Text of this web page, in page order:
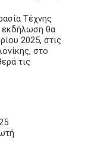
Τέχνης
εκδήλωση θα
2025, στις
στο
τις